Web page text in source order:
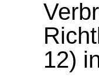
12)